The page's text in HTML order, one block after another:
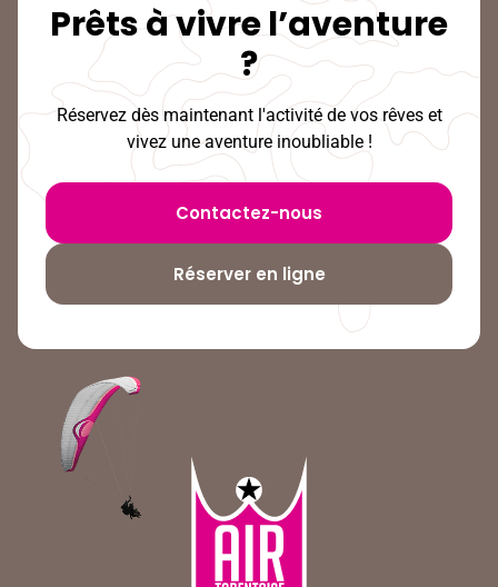
Prêts à vivre l’aventure
?
Réservez dès maintenant l'activité de vos rêves et
vivez une aventure inoubliable !
Contactez-nous
Réserver en ligne